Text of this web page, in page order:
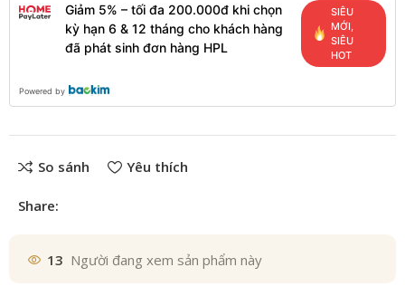
Giảm 5% – tối đa 200.000đ khi chọn
kỳ hạn 6 & 12 tháng cho khách hàng
đã phát sinh đơn hàng HPL
SIÊU
MỚI,
SIÊU
HOT
Powered by
So sánh Yêu thích
Share:
13 Người đang xem sản phẩm này